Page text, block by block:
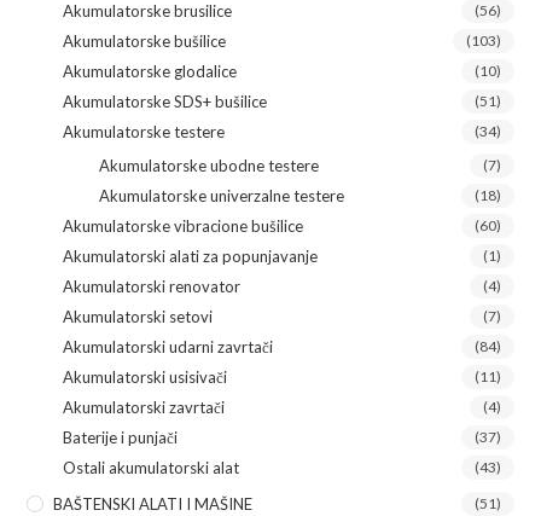
Akumulatorske brusilice (56)
Akumulatorske bušilice (103)
Akumulatorske glodalice (10)
Akumulatorske SDS+ bušilice (51)
Akumulatorske testere (34)
Akumulatorske ubodne testere (7)
Akumulatorske univerzalne testere (18)
Akumulatorske vibracione bušilice (60)
Akumulatorski alati za popunjavanje (1)
Akumulatorski renovator (4)
Akumulatorski setovi (7)
Akumulatorski udarni zavrtači (84)
Akumulatorski usisivači (11)
Akumulatorski zavrtači (4)
Baterije i punjači (37)
Ostali akumulatorski alat (43)
BAŠTENSKI ALATI I MAŠINE (51)